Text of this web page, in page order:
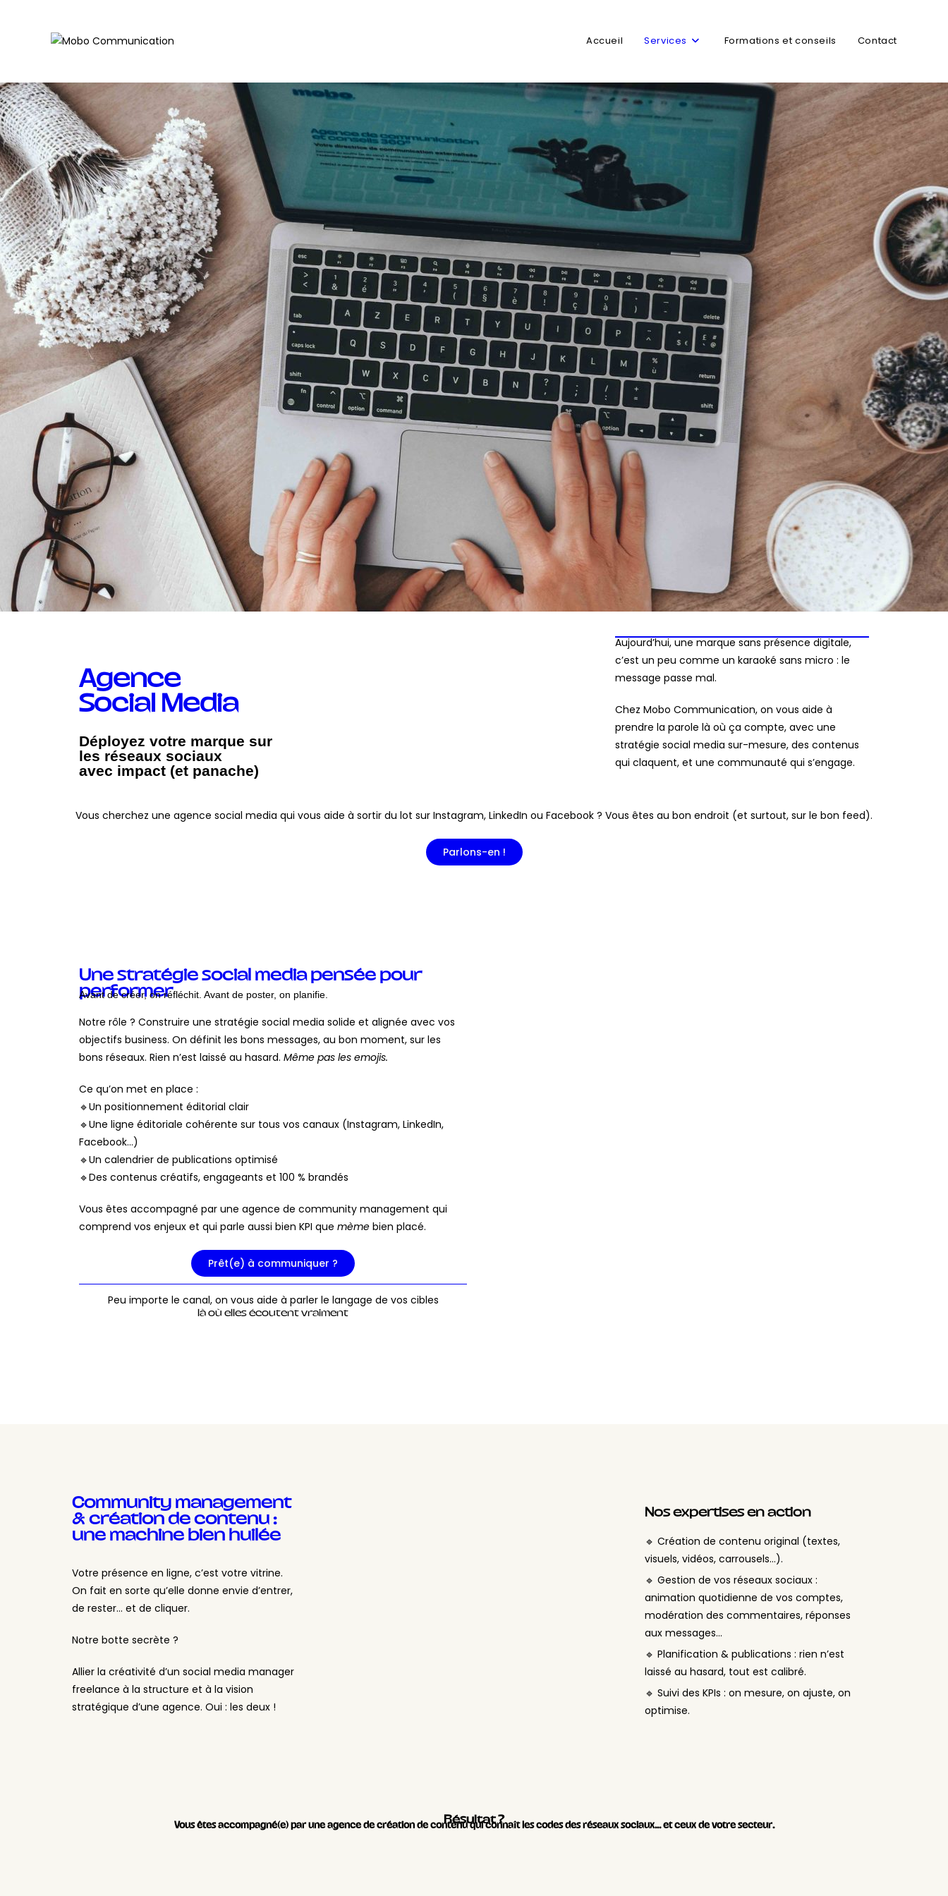
Accueil Services Formations et conseils Contact
Agence
Social Media
Déployez votre marque sur
les réseaux sociaux
avec impact (et panache)
Aujourd’hui, une marque sans présence digitale,
c’est un peu comme un karaoké sans micro : le
message passe mal.
Chez Mobo Communication, on vous aide à
prendre la parole là où ça compte, avec une
stratégie social media sur-mesure, des contenus
qui claquent, et une communauté qui s’engage.
Vous cherchez une agence social media qui vous aide à sortir du lot sur Instagram, LinkedIn ou Facebook ? Vous êtes au bon endroit (et surtout, sur le bon feed).
Parlons-en !
Une stratégie social media pensée pour
performer
Avant de créer, on réfléchit. Avant de poster, on planifie.
Notre rôle ? Construire une stratégie social media solide et alignée avec vos
objectifs business. On définit les bons messages, au bon moment, sur les
bons réseaux. Rien n’est laissé au hasard. Même pas les emojis.
Ce qu’on met en place :
🔹Un positionnement éditorial clair
🔹Une ligne éditoriale cohérente sur tous vos canaux (Instagram, LinkedIn,
Facebook…)
🔹Un calendrier de publications optimisé
🔹Des contenus créatifs, engageants et 100 % brandés
Vous êtes accompagné par une agence de community management qui
comprend vos enjeux et qui parle aussi bien KPI que mème bien placé.
Prêt(e) à communiquer ?
Peu importe le canal, on vous aide à parler le langage de vos cibles
là où elles écoutent vraiment
Community management
& création de contenu :
une machine bien huilée
Votre présence en ligne, c’est votre vitrine.
On fait en sorte qu’elle donne envie d’entrer,
de rester… et de cliquer.
Notre botte secrète ?
Allier la créativité d’un social media manager
freelance à la structure et à la vision
stratégique d’une agence. Oui : les deux !
Nos expertises en action
🔹 Création de contenu original (textes,
visuels, vidéos, carrousels…).
🔹 Gestion de vos réseaux sociaux :
animation quotidienne de vos comptes,
modération des commentaires, réponses
aux messages…
🔹 Planification & publications : rien n’est
laissé au hasard, tout est calibré.
🔹 Suivi des KPIs : on mesure, on ajuste, on
optimise.
Résultat ?
Vous êtes accompagné(e) par une agence de création de contenu qui connaît les codes des réseaux sociaux… et ceux de votre secteur.